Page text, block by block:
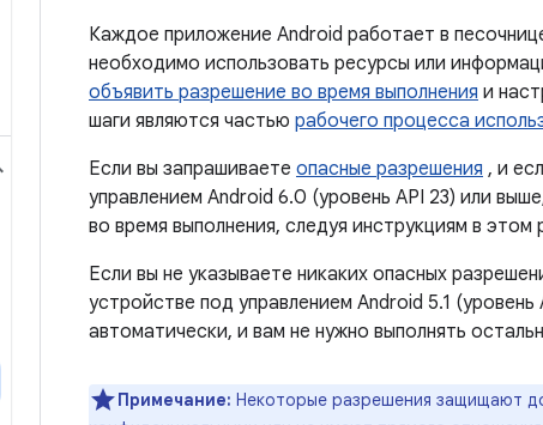
Каждое приложение Android работает в
необходимо использовать ресурсы или
объявить разрешение во время выполнения и
шаги являются частью рабочего процесса
Если вы запрашиваете опасные разрешения , и
управлением Android 6.0 (уровень API 23) или
во время выполнения, следуя инструкциям в этом
Если вы не указываете никаких опасных
устройстве под управлением Android 5.1
автоматически, и вам не нужно выполнять
Примечание: Некоторые разрешения защищают